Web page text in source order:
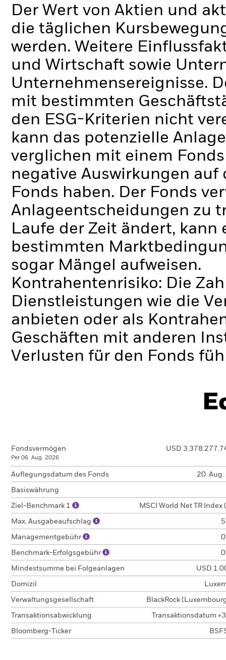
Der Wert von Aktien und
die täglichen
werden. Weitere
und Wirtschaft sowie
Unternehmensereignisse.
mit bestimmten
den ESG-Kriterien nicht
kann das potenzielle
verglichen mit einem
negative Auswirkungen
Fonds haben. Der Fonds
Anlageentscheidungen zu
Laufe der Zeit ändert,
bestimmten
sogar Mängel aufweisen.
Kontrahentenrisiko: Die
Dienstleistungen wie die
anbieten oder als
Geschäften mit anderen
Verlusten für den Fonds
Fondsvermögen
Per 06. Aug. 2026
USD
Auflegungsdatum des Fonds 20.
Basiswährung
Ziel-Benchmark 1 MSCI World Net TR Index
Max. Ausgabeaufschlag
Managementgebühr
Benchmark-Erfolgsgebühr
Mindestsumme bei Folgeanlagen USD
Domizil
Verwaltungsgesellschaft BlackRock
Transaktionsabwicklung Transaktionsdatum
Bloomberg-Ticker